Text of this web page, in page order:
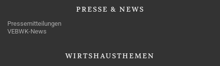
PRESSE & NEWS
Pressemitteilungen
VEBWK-News
WIRTSHAUSTHEMEN